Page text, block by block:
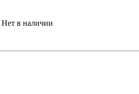
Нет в наличии